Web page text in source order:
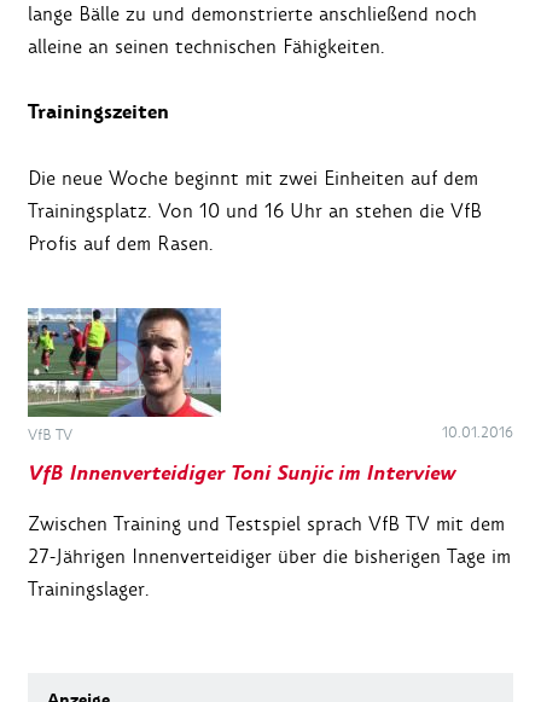
lange Bälle zu und demonstrierte anschließend noch
alleine an seinen technischen Fähigkeiten.
Trainingszeiten
Die neue Woche beginnt mit zwei Einheiten auf dem
Trainingsplatz. Von 10 und 16 Uhr an stehen die VfB
Profis auf dem Rasen.
VfB TV 10.01.2016
VfB Innenverteidiger Toni Sunjic im Interview
Zwischen Training und Testspiel sprach VfB TV mit dem
27-Jährigen Innenverteidiger über die bisherigen Tage im
Trainingslager.